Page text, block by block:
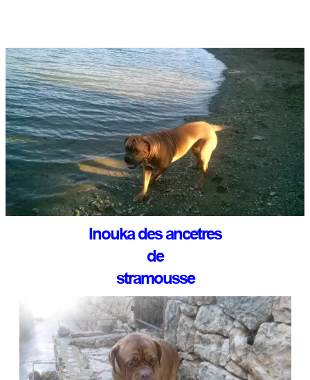
Inouka des ancetres
de
stramousse